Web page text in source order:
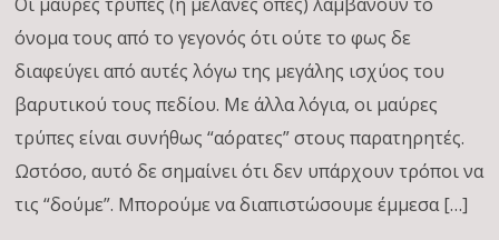
όνομα τους από το γεγονός ότι ούτε το φως δε
διαφεύγει από αυτές λόγω της μεγάλης ισχύος του
βαρυτικού τους πεδίου. Με άλλα λόγια, οι μαύρες
τρύπες είναι συνήθως “αόρατες” στους παρατηρητές.
Ωστόσο, αυτό δε σημαίνει ότι δεν υπάρχουν τρόποι να
τις “δούμε”. Μπορούμε να διαπιστώσουμε έμμεσα […]